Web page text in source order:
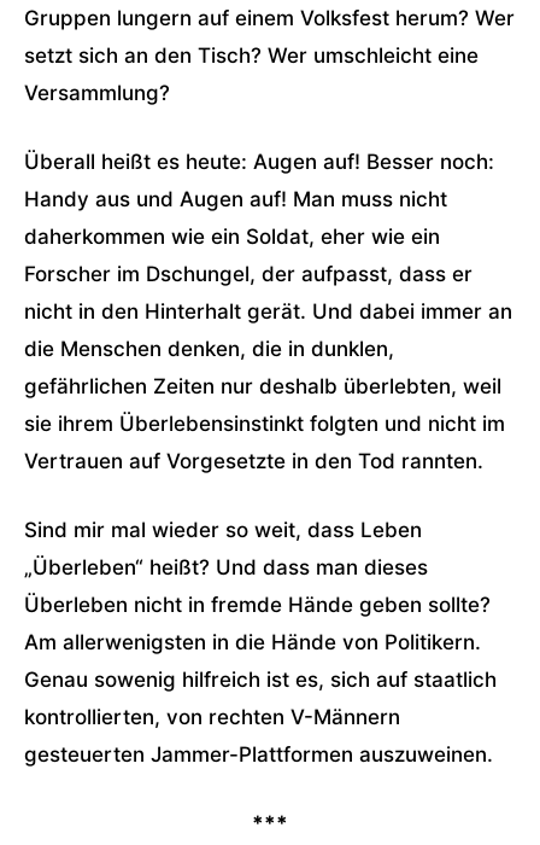
Gruppen lungern auf einem Volksfest herum? Wer
setzt sich an den Tisch? Wer umschleicht eine
Versammlung?
Überall heißt es heute: Augen auf! Besser noch:
Handy aus und Augen auf! Man muss nicht
daherkommen wie ein Soldat, eher wie ein
Forscher im Dschungel, der aufpasst, dass er
nicht in den Hinterhalt gerät. Und dabei immer an
die Menschen denken, die in dunklen,
gefährlichen Zeiten nur deshalb überlebten, weil
sie ihrem Überlebensinstinkt folgten und nicht im
Vertrauen auf Vorgesetzte in den Tod rannten.
Sind mir mal wieder so weit, dass Leben
„Überleben“ heißt? Und dass man dieses
Überleben nicht in fremde Hände geben sollte?
Am allerwenigsten in die Hände von Politikern.
Genau sowenig hilfreich ist es, sich auf staatlich
kontrollierten, von rechten V-Männern
gesteuerten Jammer-Plattformen auszuweinen.
***